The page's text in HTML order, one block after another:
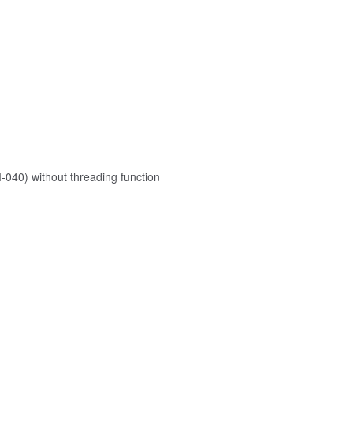
without threading function